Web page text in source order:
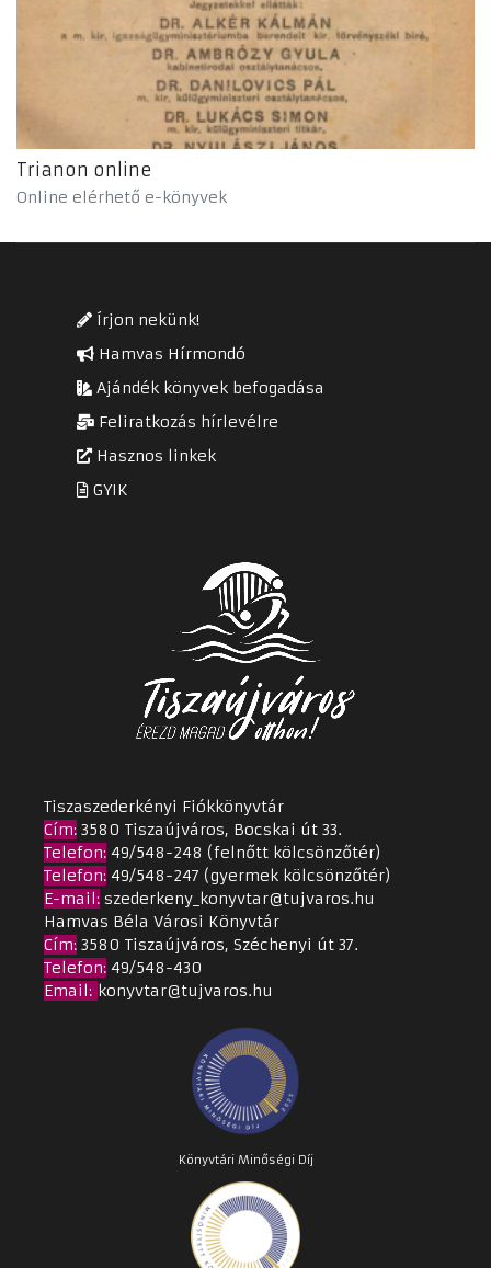
Trianon online
Online elérhető e-könyvek
Írjon nekünk!
Hamvas Hírmondó
Ajándék könyvek befogadása
Feliratkozás hírlevélre
Hasznos linkek
GYIK
Tiszaszederkényi Fiókkönyvtár
Cím: 3580 Tiszaújváros, Bocskai út 33.
Telefon: 49/548-248 (felnőtt kölcsönzőtér)
Telefon: 49/548-247 (gyermek kölcsönzőtér)
E-mail: szederkeny_konyvtar@tujvaros.hu
Hamvas Béla Városi Könyvtár
Cím: 3580 Tiszaújváros, Széchenyi út 37.
Telefon: 49/548-430
Email: konyvtar@tujvaros.hu
Könyvtári Minőségi Díj